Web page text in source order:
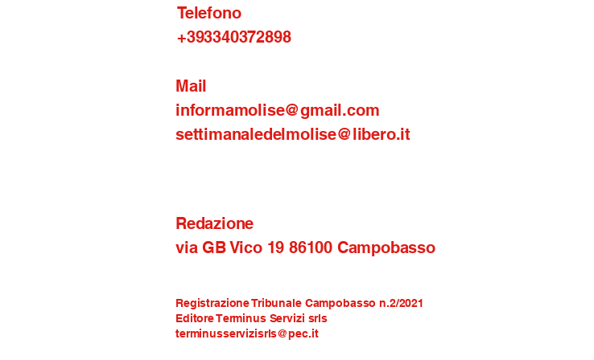
Telefono
+393340372898
Mail
informamolise@gmail.com
settimanaledelmolise@libero.it
Redazione
via GB Vico 19 86100 Campobasso
Registrazione Tribunale Campobasso n.2/2021
Editore Terminus Servizi srls
terminusservizisrls@pec.it